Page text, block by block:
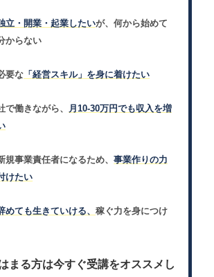
立・開業・起業したいが、何から始めて
からない
要な 「経営スキル」を身に着けたい
で働きながら、
月10-30万円でも収入を増
規事業責任者になるため、事業作りの力
けたい
めても生きていける、稼ぐ力を身につけ
まる方は今すぐ受講をオススメし